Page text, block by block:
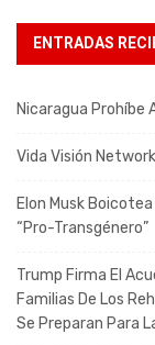
ENTRADAS
Nicaragua Prohíbe
Vida Visión Network
Elon Musk
“pro-Transgénero”
Trump Firma El
Familias De Los
Se Preparan Para